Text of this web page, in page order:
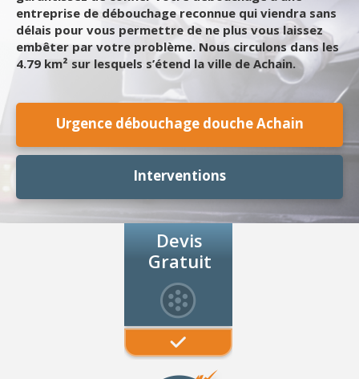
entreprise de débouchage reconnue qui viendra sans
délais pour vous permettre de ne plus vous laissez
embêter par votre problème. Nous circulons dans les
4.79 km² sur lesquels s’étend la ville de Achain.
Urgence débouchage douche Achain
Interventions
Devis
Gratuit